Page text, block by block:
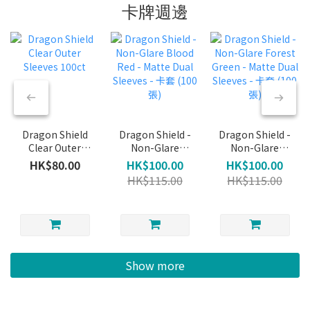
卡牌週邊
Dragon Shield
Clear Outer
Sleeves 100ct
HK$80.00
Dragon Shield -
Non-Glare
Blood Red -
Matte Dual
Sleeves - 卡套
HK$100.00
HK$115.00
Dragon Shield -
Non-Glare
Forest Green -
Matte Dual
Sleeves - 卡套
HK$100.00
HK$115.00
Show more